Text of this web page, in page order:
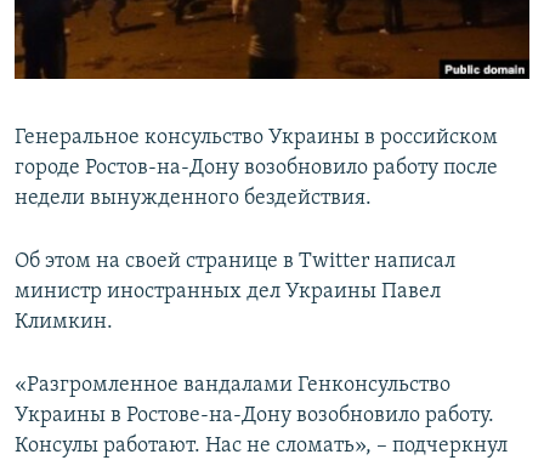
ПОБЕДИТЕЛЕЙ НЕ СУДЯТ?
КРЫМ.НЕПОКОРЕННЫЙ
УКРАИНСКАЯ ПРОБЛЕМА КРЫМА
ПРИСОЕДИНЯЙТЕСЬ!
Генеральное консульство Украины в российском
городе Ростов-на-Дону возобновило работу после
недели вынужденного бездействия.
Об этом на своей странице в Twitter написал
министр иностранных дел Украины Павел
Климкин.
«Разгромленное вандалами Генконсульство
Украины в Ростове-на-Дону возобновило работу.
Консулы работают. Нас не сломать», – подчеркнул